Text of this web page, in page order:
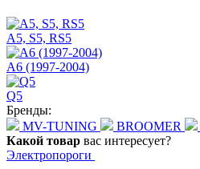
A5, S5, RS5
A6 (1997-2004)
Q5
Бренды:
MV-TUNING
BROOMER
Какой товар вас интересует?
Электропороги